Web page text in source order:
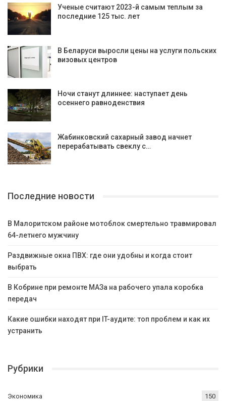
Ученые считают 2023-й самым теплым за
последние 125 тыс. лет
В Беларуси выросли цены на услуги польских
визовых центров
Ночи станут длиннее: наступает день
осеннего равноденствия
Жабинковский сахарный завод начнет
перерабатывать свеклу с…
Последние новости
В Малоритском районе мотоблок смертельно травмировал
64-летнего мужчину
Раздвижные окна ПВХ: где они удобны и когда стоит
выбрать
В Кобрине при ремонте МАЗа на рабочего упала коробка
передач
Какие ошибки находят при IT-аудите: топ проблем и как их
устранить
Рубрики
Экономика 150